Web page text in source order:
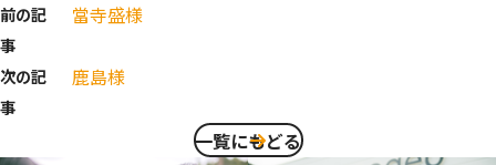
前の記
事
當寺盛様
次の記
事
鹿島様
一覧にもどる